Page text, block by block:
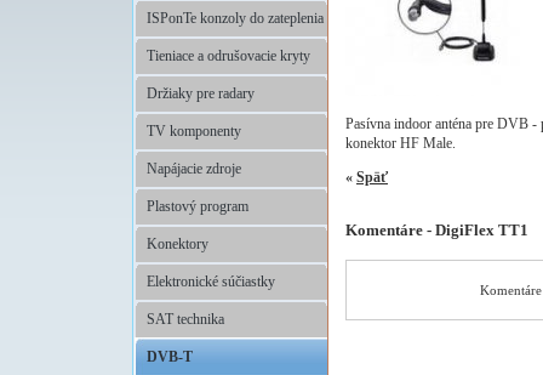
ISPonTe konzoly do zateplenia
Tieniace a odrušovacie kryty
Držiaky pre radary
TV komponenty
Napájacie zdroje
Plastový program
Konektory
Elektronické súčiastky
SAT technika
DVB-T
Pasívna indoor anténa pre DVB
konektor HF Male.
« Späť
Komentáre - DigiFlex TT1